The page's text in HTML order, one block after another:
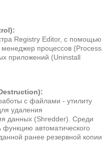
Registry Editor, с помощью
менеджер процессов (Process
приложений (Uninstall
с файлами - утилиту
удаления
данных (Shredder). Среди
автоматического
ранее резервной копии